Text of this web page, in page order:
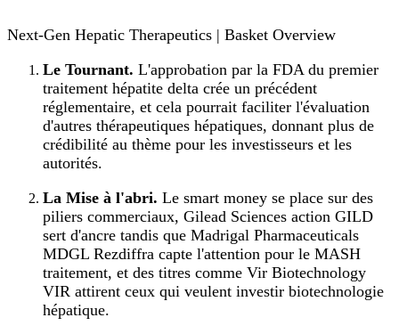
Next-Gen Hepatic Therapeutics | Basket Overview
Le Tournant. L'approbation par la FDA du premier
traitement hépatite delta crée un précédent
réglementaire, et cela pourrait faciliter l'évaluation
d'autres thérapeutiques hépatiques, donnant plus de
crédibilité au thème pour les investisseurs et les
autorités.
La Mise à l'abri. Le smart money se place sur des
piliers commerciaux, Gilead Sciences action GILD
sert d'ancre tandis que Madrigal Pharmaceuticals
MDGL Rezdiffra capte l'attention pour le MASH
traitement, et des titres comme Vir Biotechnology
VIR attirent ceux qui veulent investir biotechnologie
hépatique.